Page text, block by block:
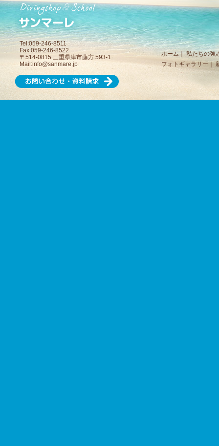
Tel:059-246-8511
Fax:059-246-8522
〒514-0815 三重県津市藤方 593-1
Mail:info@sanmare.jp
ホーム
私たちの強
フォトギャラリー｜